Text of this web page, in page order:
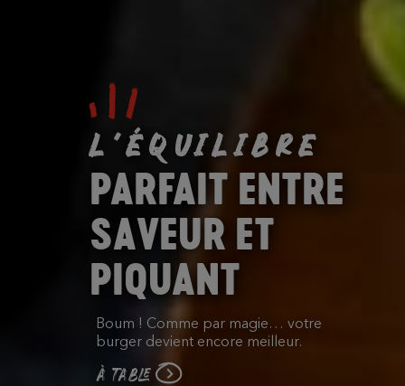
L’ÉQUILIBRE
PARFAIT ENTRE
SAVEUR ​ET
PIQUANT
Boum ! Comme par magie… votre
burger devient encore meilleur.​
À TABLE